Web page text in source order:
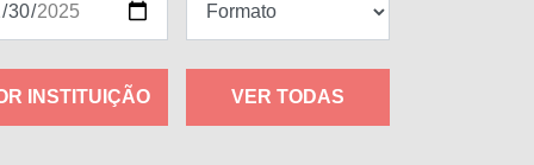
INSTITUIÇÃO VER TODAS